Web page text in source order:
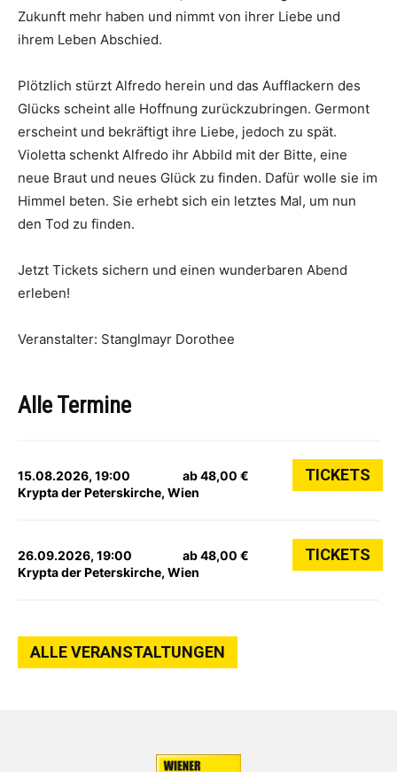
Zukunft mehr haben und nimmt von ihrer Liebe und
ihrem Leben Abschied.
Plötzlich stürzt Alfredo herein und das Aufflackern des
Glücks scheint alle Hoffnung zurückzubringen. Germont
erscheint und bekräftigt ihre Liebe, jedoch zu spät.
Violetta schenkt Alfredo ihr Abbild mit der Bitte, eine
neue Braut und neues Glück zu finden. Dafür wolle sie im
Himmel beten. Sie erhebt sich ein letztes Mal, um nun
den Tod zu finden.
Jetzt Tickets sichern und einen wunderbaren Abend
erleben!
Veranstalter: Stanglmayr Dorothee
Alle Termine
15.08.2026, 19:00
Krypta der Peterskirche, Wien
ab 48,00 € TICKETS
26.09.2026, 19:00
Krypta der Peterskirche, Wien
ab 48,00 € TICKETS
ALLE VERANSTALTUNGEN